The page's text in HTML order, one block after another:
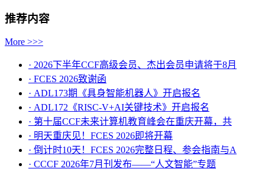
推荐内容
More >>>
· 2026下半年CCF高级会员、杰出会员申请将于8月
· FCES 2026致谢函
· ADL173期《具身智能机器人》开启报名
· ADL172《RISC-V+AI关键技术》开启报名
· 第十届CCF未来计算机教育峰会在重庆开幕，共
· ​明天重庆见！FCES 2026即将开幕
· 倒计时10天！FCES 2026完整日程、参会指南与A
· CCCF 2026年7月刊发布——“人文智能”专题